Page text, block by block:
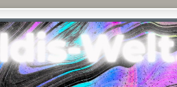
grosse Grössen und Accessoires